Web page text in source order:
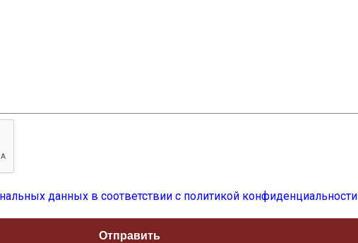
данных в соответствии с политикой конфиденциальности